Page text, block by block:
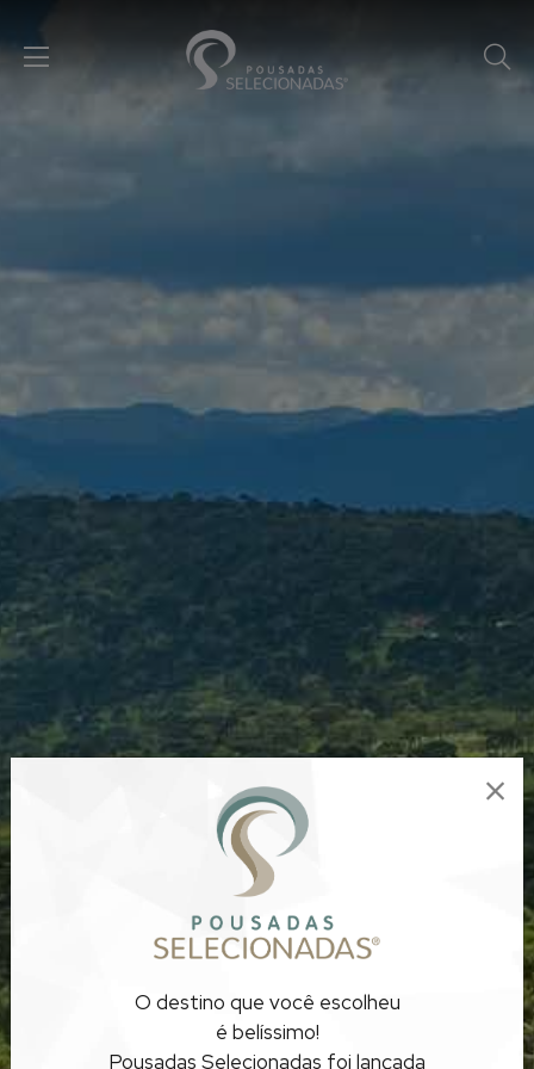
POUSADAS COM VISTA
PARA MONTANHA
O destino que você escolheu
é belíssimo!
Pousadas Selecionadas foi lançada